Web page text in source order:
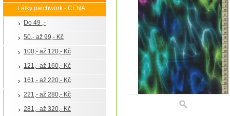
Látky patchwork - CENA
Do 49 ,-
50,- až 99,- Kč
100,- až 120,- Kč
121,- až 160,- Kč
161,- až 220,- Kč
221,- až 280,- Kč
281,- až 320,- Kč